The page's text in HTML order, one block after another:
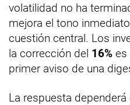
volatilidad no ha
mejora el tono
cuestión central. Los
la corrección del 16% es
primer aviso de una
La respuesta